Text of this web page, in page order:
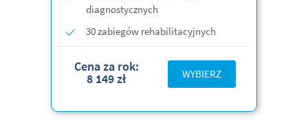
diagnostycznych
30 zabiegów rehabilitacyjnych
Cena za rok:
8 149 zł WYBIERZ